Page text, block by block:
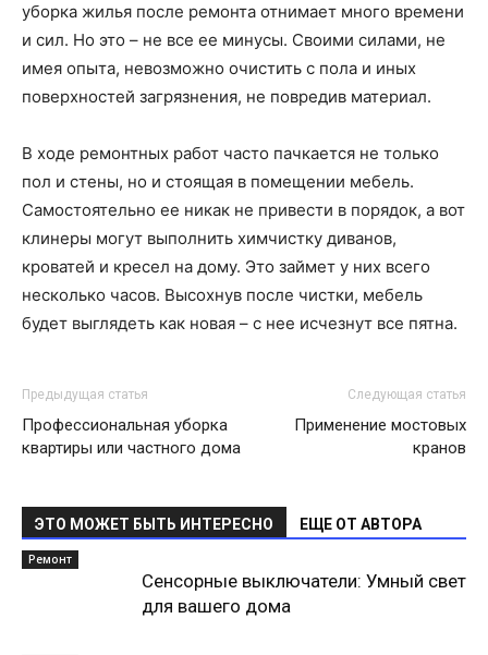
уборка жилья после ремонта отнимает много времени
и сил. Но это – не все ее минусы. Своими силами, не
имея опыта, невозможно очистить с пола и иных
поверхностей загрязнения, не повредив материал.
В ходе ремонтных работ часто пачкается не только
пол и стены, но и стоящая в помещении мебель.
Самостоятельно ее никак не привести в порядок, а вот
клинеры могут выполнить химчистку диванов,
кроватей и кресел на дому. Это займет у них всего
несколько часов. Высохнув после чистки, мебель
будет выглядеть как новая – с нее исчезнут все пятна.
Предыдущая статья
Профессиональная уборка
квартиры или частного дома
Следующая статья
Применение мостовых
кранов
ЭТО МОЖЕТ БЫТЬ ИНТЕРЕСНО ЕЩЕ ОТ АВТОРА
Ремонт
Сенсорные выключатели: Умный свет
для вашего дома